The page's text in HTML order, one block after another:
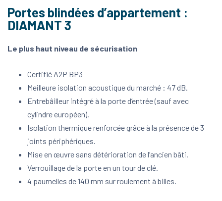
Portes blindées d’appartement :
DIAMANT 3
Le plus haut niveau de sécurisation
Certifié A2P BP3
Meilleure isolation acoustique du marché : 47 dB.
Entrebâilleur intégré à la porte d’entrée (sauf avec
cylindre européen).
Isolation thermique renforcée grâce à la présence de 3
joints périphériques.
Mise en œuvre sans détérioration de l’ancien bâti.
Verrouillage de la porte en un tour de clé.
4 paumelles de 140 mm sur roulement à billes.